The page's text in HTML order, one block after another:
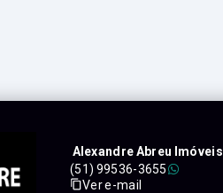
Alexandre Abreu Imóveis
(51) 99536-3655
Ver e-mail